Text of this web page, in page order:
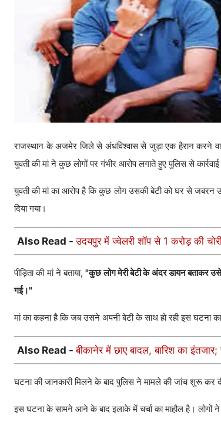
राजस्थान के अजमेर जिले से अंधविश्वास से जुड़ा एक हैरान करने
युवती की मां ने कुछ लोगों पर गंभीर आरोप लगाते हुए पुलिस से
युवती की मां का आरोप है कि कुछ लोग उसकी बेटी को घर से
दिया गया।
Also Read -उदयपुर में ज्वेलरी शॉप से 1 करोड़ की
पीड़िता की मां ने बताया,"कुछ लोग मेरी बेटी के अंदर डायन बताकर उसे
गई।"
मां का कहना है कि जब उसने अपनी बेटी के साथ हो रही इस घटना
Also Read -बीकानेर में छाए बादल, बारिश का
घटना की जानकारी मिलने के बाद पुलिस ने मामले की जांच शुरू कर
इस घटना के सामने आने के बाद इलाके में चर्चा का माहौल है। लोगों